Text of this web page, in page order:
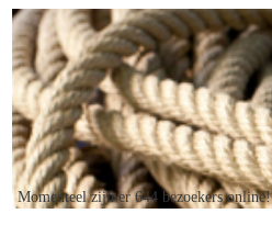
Momenteel zijn er 644 bezoekers online!